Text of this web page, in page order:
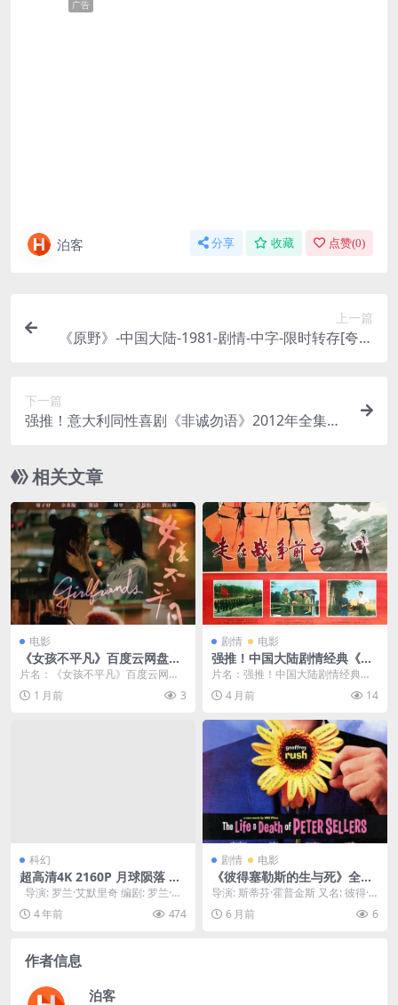
广告
泊客 分享 收藏 点赞(0)
上一篇
《原野》-中国大陆-1981-剧情-中字-限时转存[夸克
下一篇
强推！意大利同性喜剧《非诚勿语》2012年全集资
相关文章
电影
《女孩不平凡》百度云网盘夸
克下载.阿里云盘.中字.(2025)
片名：《女孩不平凡》百度云网盘
夸克下载.阿里云盘.中字.(2025) 分
类：电影...
1 月前 3
剧情 电影
强推！中国大陆剧情经典《走
在战争前面》1978高清中字版
资源限时免费下载
片名：强推！中国大陆剧情经典
《走在战争前面》1978高清中字版
资源限时免费下载 ...
4 月前 14
科幻
超高清4K 2160P 月球陨落 M
oonfall (2022)
导演: 罗兰·艾默里奇 编剧: 罗兰·艾
默里奇 / 哈洛德·克卢瑟...
4 年前 474
剧情 电影
《彼得塞勒斯的生与死》全集
下载-2004-1080P冷门高分-传
记-英影[夸克网盘/百度网盘]
导演: 斯蒂芬·霍普金斯 又名: 彼得·
谢勒的生与死 资源下载：彼得·塞勒
斯的生...
6 月前 6
作者信息
泊客